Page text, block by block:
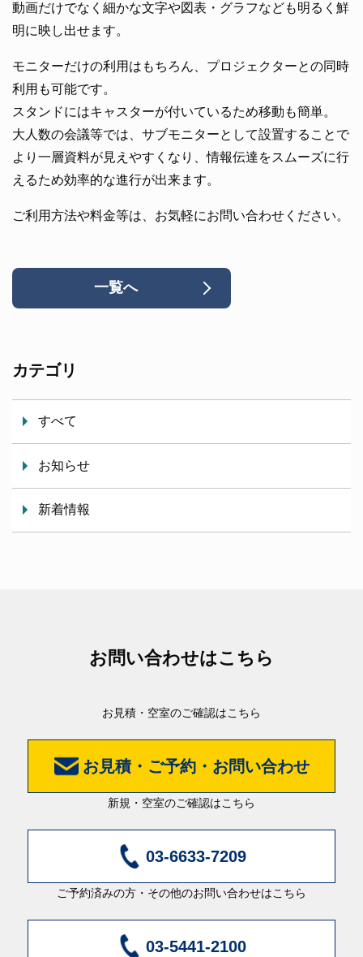
動画だけでなく細かな文字や図表・グラフなども明るく鮮
明に映し出せます。
モニターだけの利用はもちろん、プロジェクターとの同時
利用も可能です。
スタンドにはキャスターが付いているため移動も簡単。
大人数の会議等では、サブモニターとして設置することで
より一層資料が見えやすくなり、情報伝達をスムーズに行
えるため効率的な進行が出来ます。
ご利用方法や料金等は、お気軽にお問い合わせください。
一覧へ
カテゴリ
すべて
お知らせ
新着情報
お問い合わせはこちら
お見積・空室のご確認はこちら
お見積・ご予約・お問い合わせ
新規・空室のご確認はこちら
03-6633-7209
ご予約済みの方・その他のお問い合わせはこちら
03-5441-2100